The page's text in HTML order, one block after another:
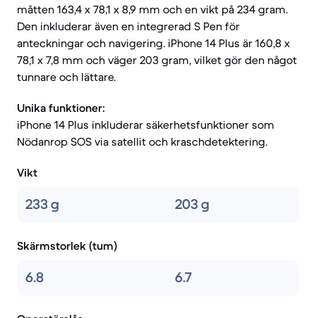
måtten 163,4 x 78,1 x 8,9 mm och en vikt på 234 gram.
Den inkluderar även en integrerad S Pen för
anteckningar och navigering. iPhone 14 Plus är 160,8 x
78,1 x 7,8 mm och väger 203 gram, vilket gör den något
tunnare och lättare.
Unika funktioner:
iPhone 14 Plus inkluderar säkerhetsfunktioner som
Nödanrop SOS via satellit och kraschdetektering.
Vikt
233 g 203 g
Skärmstorlek (tum)
6.8 6.7